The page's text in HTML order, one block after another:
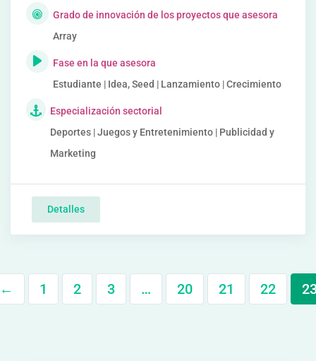
Grado de innovación de los proyectos que asesora
Array
Fase en la que asesora
Estudiante | Idea, Seed | Lanzamiento | Crecimiento
Especialización sectorial
Deportes | Juegos y Entretenimiento | Publicidad y
Marketing
Detalles
1 2 3 … 20 21 22